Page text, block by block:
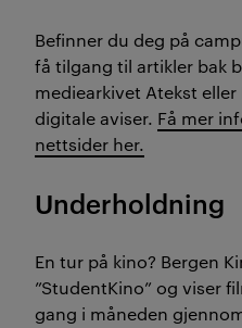
Befinner du deg på
få tilgang til artikler bak
mediearkivet Atekst
digitale aviser. Få mer
nettsider her.
Underholdning
En tur på kino? Bergen
”StudentKino” og viser
gang i måneden